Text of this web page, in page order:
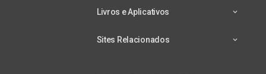
Livros e Aplicativos
Sites Relacionados